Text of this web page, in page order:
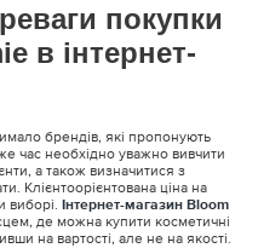
покупки
в інтернет-
брендів, які пропонують
час необхідно уважно вивчити
а також визначитися з
Клієнтоорієнтована ціна на
виборі. Інтернет-магазин Bloom
де можна купити косметичні
на вартості, але не на якості.